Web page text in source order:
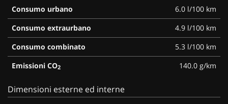
Consumo urbano
6.0 l/100 km
Consumo extraurbano
4.9 l/100 km
Consumo combinato
5.3 l/100 km
Emissioni CO2 140.0 g/km
Dimensioni esterne ed interne